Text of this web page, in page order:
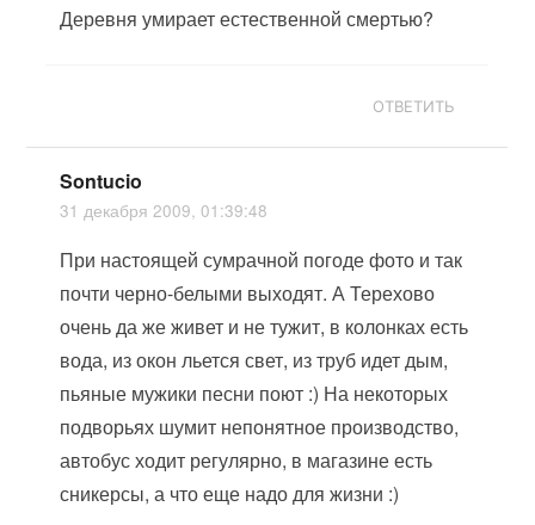
Деревня умирает естественной смертью?
ОТВЕТИТЬ
Sontucio
31 декабря 2009, 01:39:48
При настоящей сумрачной погоде фото и так
почти черно-белыми выходят. А Терехово
очень да же живет и не тужит, в колонках есть
вода, из окон льется свет, из труб идет дым,
пьяные мужики песни поют :) На некоторых
подворьях шумит непонятное производство,
автобус ходит регулярно, в магазине есть
сникерсы, а что еще надо для жизни :)